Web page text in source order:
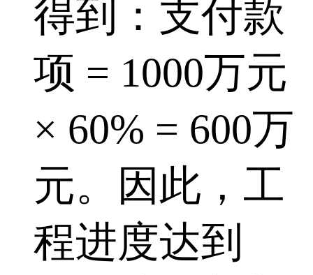
得到：支付款
项 = 1000万元
× 60% = 600万
元。因此，工
程进度达到